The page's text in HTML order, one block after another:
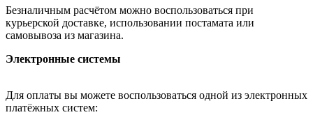
Безналичным расчётом можно воспользоваться при
курьерской доставке, использовании постамата или
самовывоза из магазина.
Электронные системы
Для оплаты вы можете воспользоваться одной из электронных
платёжных систем: